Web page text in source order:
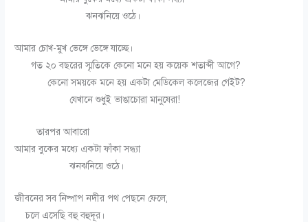
ঝনঝনিয়ে ওঠে।
আমার চোখ-মুখ ভেঙ্গে ভেঙ্গে যাচ্ছে।
গত ২০ বছরের স্মৃতিকে কেনো মনে হয় কয়েক শতাব্দী আগে?
কেনো সময়কে মনে হয় একটা মেডিকেল কলেজের গেইট?
যেখানে শুধুই ভাঙাচোরা মানুষেরা!
তারপর আবারো
আমার বুকের মধ্যে একটা ফাঁকা সন্ধ্যা
ঝনঝনিয়ে ওঠে।
জীবনের সব নিষ্পাপ নদীর পথ পেছনে ফেলে,
চলে এসেছি বহু বহুদূর।